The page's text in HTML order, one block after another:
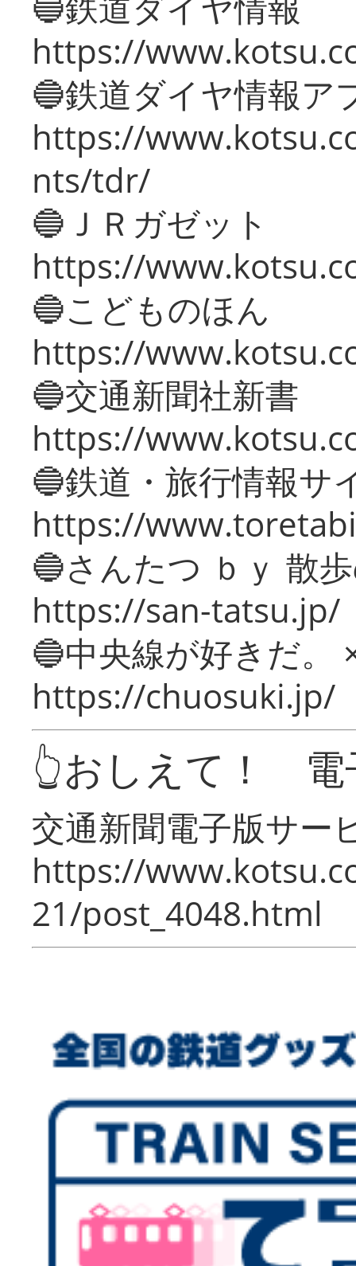
https://
🔵鉄道ダイヤ情報ア
https://
nts/tdr/
🔵ＪＲガゼット
https://
🔵こどものほん
https://
🔵交通新聞社新書
https://
🔵鉄道・旅行情報サ
https://
🔵さんたつ ｂｙ 散
https://san-tatsu.jp/
🔵中央線が好きだ。
https://chuosuki.jp/
👆おしえて！ 電
交通新聞電子版サー
https://
21/post_4048.html